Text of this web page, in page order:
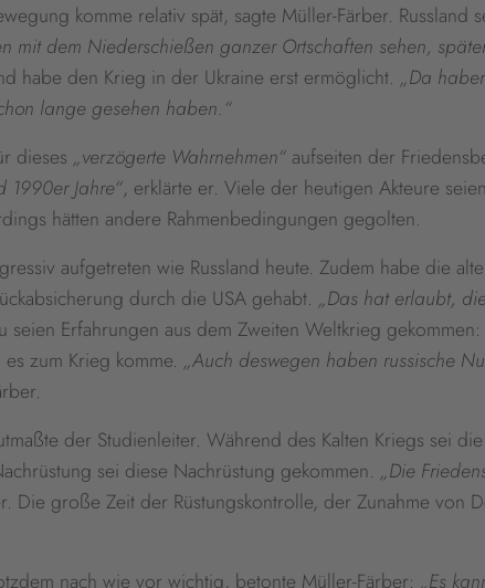
komme relativ spät, sagte Müller-Färber. Russland
mit dem Niederschießen ganzer Ortschaften sehen,
habe den Krieg in der Ukraine erst ermöglicht. „Da
lange gesehen haben.“
dieses „verzögerte Wahrnehmen“ aufseiten der
Jahre“, erklärte er. Viele der heutigen Akteure
hätten andere Rahmenbedingungen gegolten.
aufgetreten wie Russland heute. Zudem habe die
durch die USA gehabt. „Das hat erlaubt,
seien Erfahrungen aus dem Zweiten Weltkrieg
zum Krieg komme. „Auch deswegen haben russische
der Studienleiter. Während des Kalten Kriegs sei
sei diese Nachrüstung gekommen. „Die
Die große Zeit der Rüstungskontrolle, der Zunahme von
nach wie vor wichtig, betonte Müller-Färber: „Es